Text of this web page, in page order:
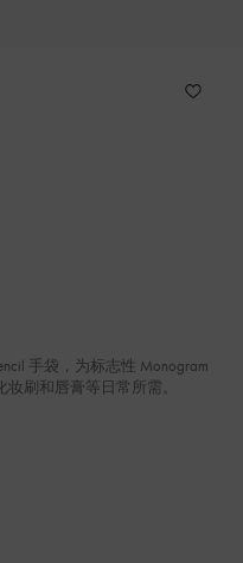
手袋，为标志性 Monogram
刷和唇膏等日常所需。